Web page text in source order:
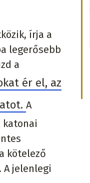
írja a
legerősebb
a
ér el, az
A
katonai
kötelező
A jelenlegi